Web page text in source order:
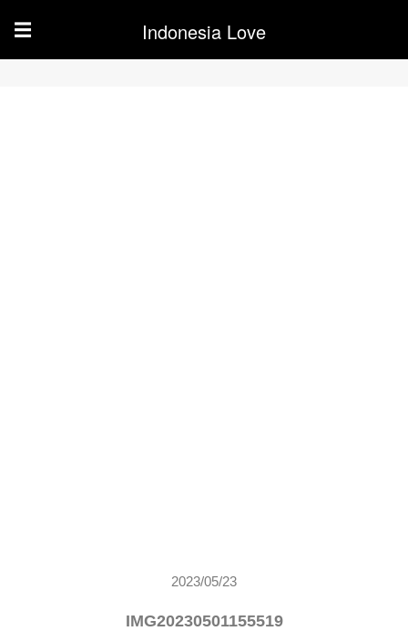
☰ Indonesia Love
2023/05/23
IMG20230501155519